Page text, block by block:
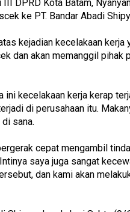
DPRD Kota Batam,
ke PT. Bandar Abadi
kejadian kecelakaan kerja
dan akan memanggil pihak
ini kecelakaan kerja kerap
di perusahaan itu.
sana.
cepat mengambil
saya juga sangat
dan kami akan